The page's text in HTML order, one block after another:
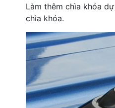
Làm thêm chìa khóa
chìa khóa.